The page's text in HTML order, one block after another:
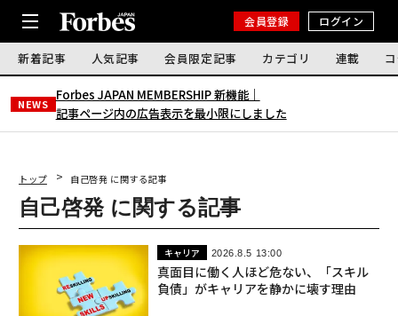
会員登録 ログイン
新着記事 人気記事 会員限定記事 カテゴリ 連載
NEWS
Forbes JAPAN MEMBERSHIP 新機能｜
記事ページ内の広告表示を最小限にしました
トップ 自己啓発 に関する記事
自己啓発 に関する記事
キャリア 2026.8.5 13:00
真面目に働く人ほど危ない、「スキル
負債」がキャリアを静かに壊す理由